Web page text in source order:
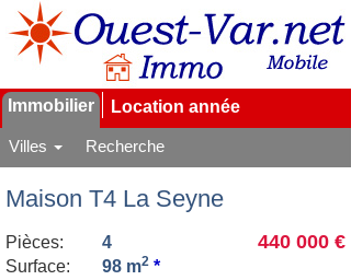
Immobilier Location année
Villes Recherche
Maison T4 La Seyne
440 000 €
Pièces:
4
Surface:
98 m2 *